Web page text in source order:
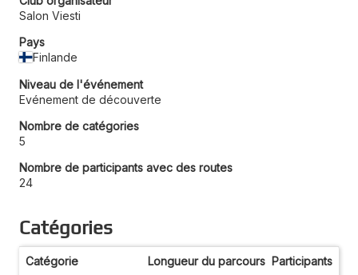
Salon Viesti
Pays
Finlande
Niveau de l'événement
Evénement de découverte
Nombre de catégories
5
Nombre de participants avec des routes
24
Catégories
Catégorie Longueur du parcours Participants